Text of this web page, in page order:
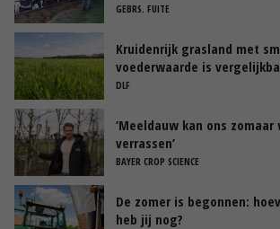
GEBRS. FUITE
Kruidenrijk grasland met
voederwaarde is
raaigras’
DLF
‘Meeldauw kan ons zomaar
verrassen’
BAYER CROP SCIENCE
De zomer is begonnen:
heb jij nog?